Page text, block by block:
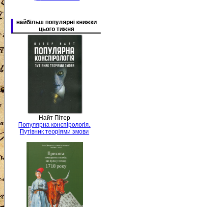
найбільш популярні книжки
цього тижня
Найт Пітер
Популярна конспірологія.
Путівник теоріями змови